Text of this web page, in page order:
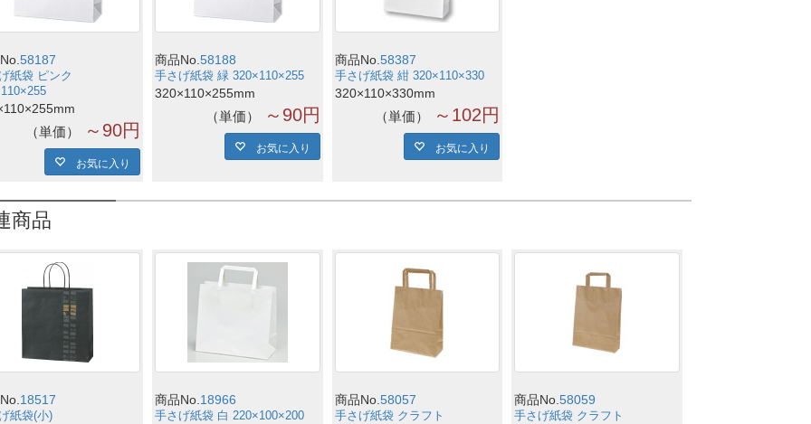
58187
紙袋 ピンク
単価 ～90円
お気に入り
商品No.58188
手さげ紙袋 緑 320×110×255
320×110×255mm
単価 ～90円
お気に入り
商品No.58387
手さげ紙袋 紺 320×110×330
320×110×330mm
単価 ～102円
お気に入り
商品
18517
紙袋(小)
商品No.18966
手さげ紙袋 白 220×100×200
商品No.58057
手さげ紙袋 クラフト
商品No.58059
手さげ紙袋 クラフト